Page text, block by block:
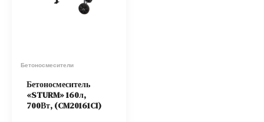
Бетоносмесители
Бетоносмеситель
«STURM» 160л,
700Вт, (CM20161CI)